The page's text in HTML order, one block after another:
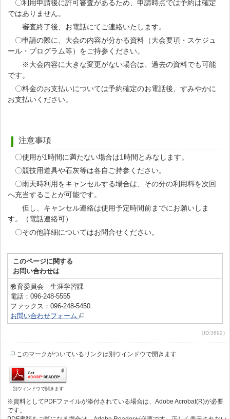
〇利用申請後に許可審査があるため、申請時点では予約は確定
ではありません。
審査終了後、お電話にてご連絡いたします。
〇申請の際に、大会の内容が分かる資料（大会要項・スケジュ
ール・プログラム等）をご持参ください。
※大会内容に大きな変更がない場合は、過去の資料でも可能
です。
〇料金のお支払いについては予約確定のお電話後、すみやかに
お支払いください。
注意事項
〇使用が1時間に満たない場合は1時間とみなします。
〇競技用道具や石灰等は各自ご持参ください。
〇雨天時利用をキャンセルする場合は、その分の利用料を次回
へ充当することが可能です。
但し、キャンセル連絡は使用予定時間前までにお願いしま
す。（電話連絡可）
〇その他詳細についてはお問合せください。
このページに関する
お問い合わせは
教育委員会 生涯学習課
電話：096-248-5555
ファックス：096-248-5450
お問い合わせフォーム
（ID:3892）
このマークがついているリンクは別ウインドウで開きます
別ウィンドウで開きます
※資料としてPDFファイルが添付されている場合は、Adobe Acrobat(R)が必要
です。